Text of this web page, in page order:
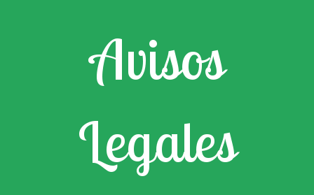
Avisos
Legales